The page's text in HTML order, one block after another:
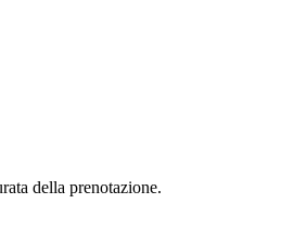
della prenotazione.